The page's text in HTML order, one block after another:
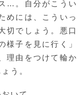
…。自分がこうい
めには、こういっ
切でしょう。悪口
様子を見に行く」
理由をつけて輪か
う。